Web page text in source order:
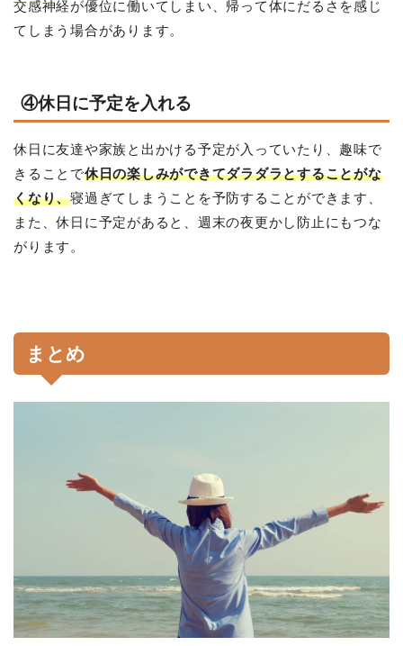
交感神経が優位に働いてしまい、帰って体にだるさを感じ
てしまう場合があります。
④休日に予定を入れる
休日に友達や家族と出かける予定が入っていたり、趣味で
きることで休日の楽しみができてダラダラとすることがな
くなり、寝過ぎてしまうことを予防することができます、
また、休日に予定があると、週末の夜更かし防止にもつな
がります。
まとめ